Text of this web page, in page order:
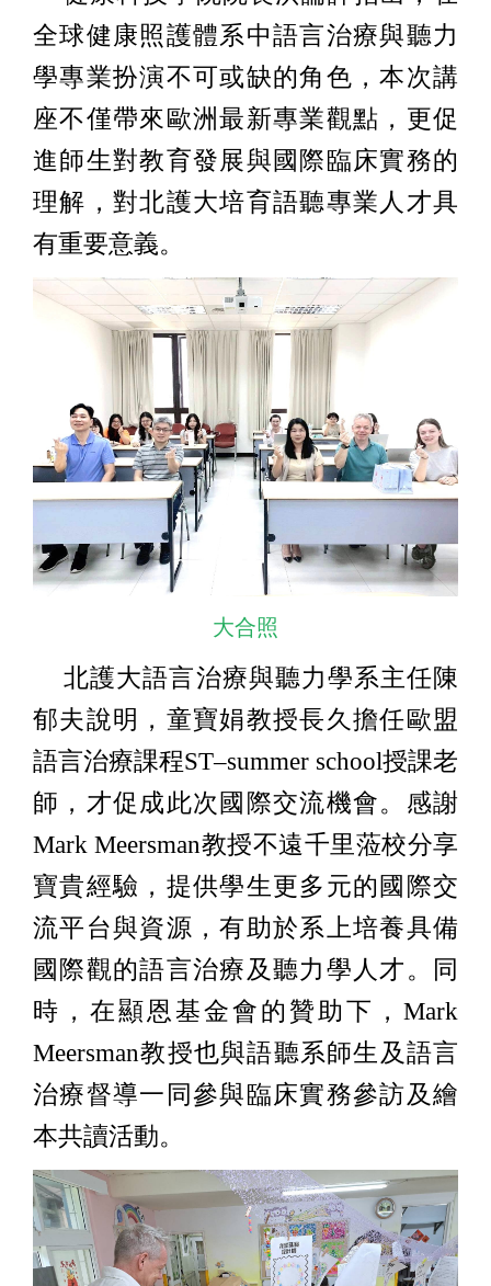
全球健康照護體系中語言治療與聽力
學專業扮演不可或缺的角色，本次講
座不僅帶來歐洲最新專業觀點，更促
進師生對教育發展與國際臨床實務的
理解，對北護大培育語聽專業人才具
有重要意義。
大合照
北護大語言治療與聽力學系主任陳
郁夫說明，童寶娟教授長久擔任歐盟
語言治療課程ST–summer school授課老
師，才促成此次國際交流機會。感謝
Mark Meersman教授不遠千里蒞校分享
寶貴經驗，提供學生更多元的國際交
流平台與資源，有助於系上培養具備
國際觀的語言治療及聽力學人才。同
時，在顯恩基金會的贊助下，Mark
Meersman教授也與語聽系師生及語言
治療督導一同參與臨床實務參訪及繪
本共讀活動。